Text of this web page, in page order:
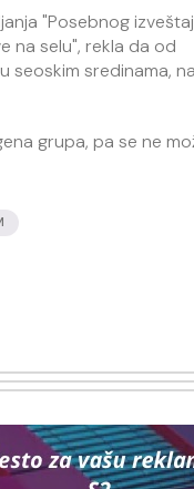
"Posebnog
na selu", rekla da od
sredinama,
grupa, pa se ne